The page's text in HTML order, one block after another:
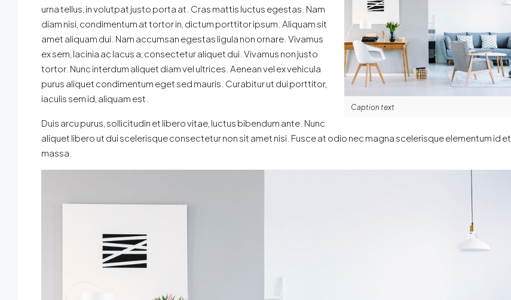
Caption text
urna tellus, in volutpat justo porta at. Cras mattis luctus egestas. Nam
diam nisi, condimentum at tortor in, dictum porttitor ipsum. Aliquam sit
amet aliquam dui. Nam accumsan egestas ligula non ornare. Vivamus
ex sem, lacinia ac lacus a, consectetur aliquet dui. Vivamus non justo
tortor. Nunc interdum aliquet diam vel ultrices. Aenean vel ex vehicula
purus aliquet condimentum eget sed mauris. Curabitur ut dui porttitor,
iaculis sem id, aliquam est.
Duis arcu purus, sollicitudin et libero vitae, luctus bibendum ante. Nunc
aliquet libero ut dui scelerisque consectetur non sit amet nisi. Fusce at odio nec magna scelerisque elementum id et
massa.